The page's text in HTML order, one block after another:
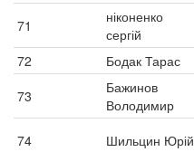
71
ніконенко
сергій
72
Бодак Тарас
73
Бажинов
Володимир
74 Шильцин Юрій